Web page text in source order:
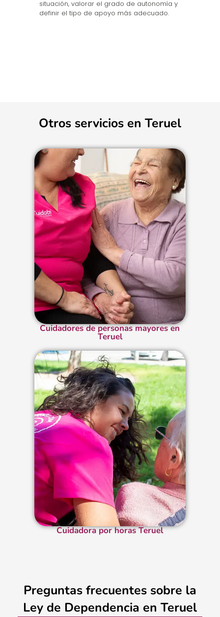
situación, valorar el grado de autonomía y
definir el tipo de apoyo más adecuado.
Otros servicios en Teruel
Cuidadores de personas mayores en
Teruel
Cuidadora por horas Teruel
Preguntas frecuentes sobre la
Ley de Dependencia en Teruel